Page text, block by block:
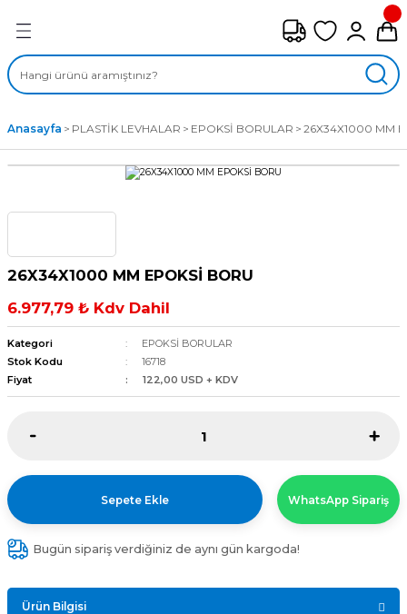
ÇEŞİTLERİ
FANLAR
FANLAR
Anasayfa PLASTİK LEVHALAR EPOKSİ BORULAR 26X34X1000 MM
26X34X1000 MM EPOKSİ BORU
6.977,79 ₺ Kdv Dahil
Kategori
EPOKSİ BORULAR
Stok Kodu
16718
Fiyat
122,00 USD + KDV
Sepete Ekle WhatsApp Sipariş
Bugün sipariş verdiğiniz de aynı gün kargoda!
Ürün Bilgisi